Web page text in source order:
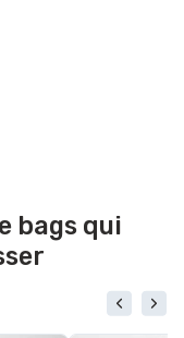
bags qui